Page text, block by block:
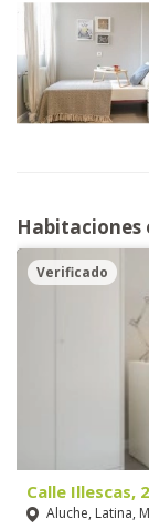
Verificado
Calle Illescas,
Aluche, Latina,